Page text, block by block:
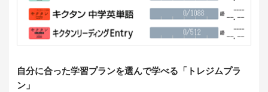
自分に合った学習プランを選んで学べる「トレジムプラ
ン」